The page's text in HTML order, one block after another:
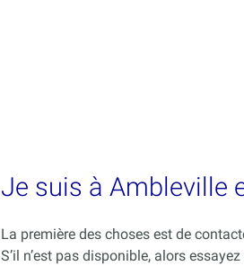
Je suis à Ambleville
La première des choses est de
S’il n’est pas disponible, alors